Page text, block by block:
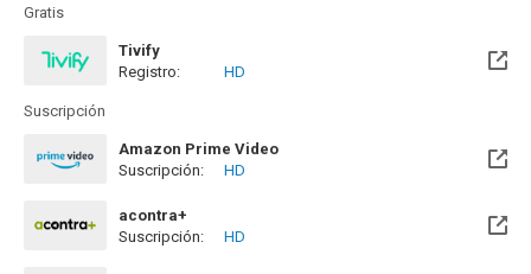
Gratis
Tivify
Disponible hasta el Mié, 09 May 2029 (Quedan 2 años)
Registro: HD
Suscripción
Amazon Prime Video
Suscripción:
HD
acontra+
Suscripción:
HD